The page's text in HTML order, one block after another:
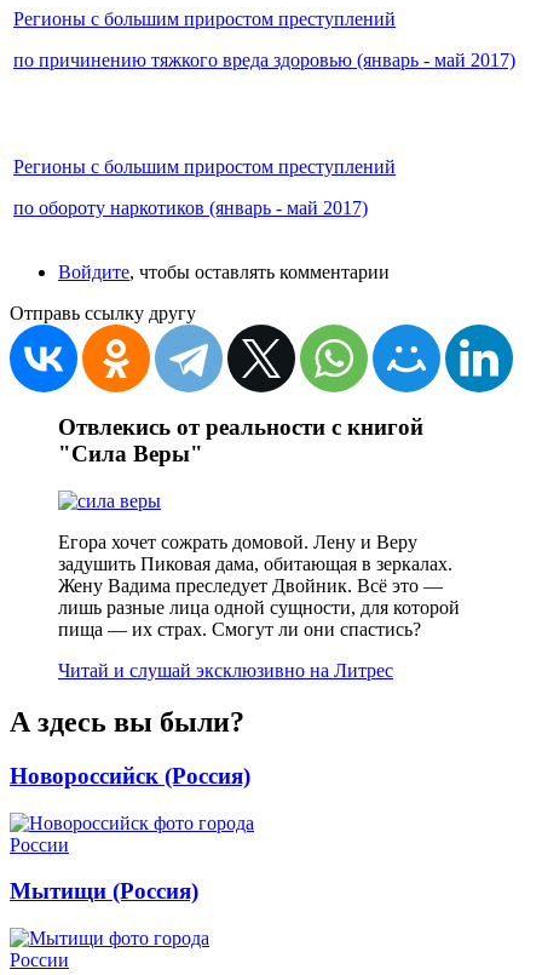
Регионы с большим приростом преступлений
по причинению тяжкого вреда здоровью (январь - май 2017)
Регионы с большим приростом преступлений
по обороту наркотиков (январь - май 2017)
Войдите, чтобы оставлять комментарии
Отправь ссылку другу
Отвлекись от реальности с книгой
"Сила Веры"
Егора хочет сожрать домовой. Лену и Веру
задушить Пиковая дама, обитающая в зеркалах.
Жену Вадима преследует Двойник. Всё это —
лишь разные лица одной сущности, для которой
пища — их страх. Смогут ли они спастись?
Читай и слушай эксклюзивно на Литрес
А здесь вы были?
Новороссийск (Россия)
Мытищи (Россия)